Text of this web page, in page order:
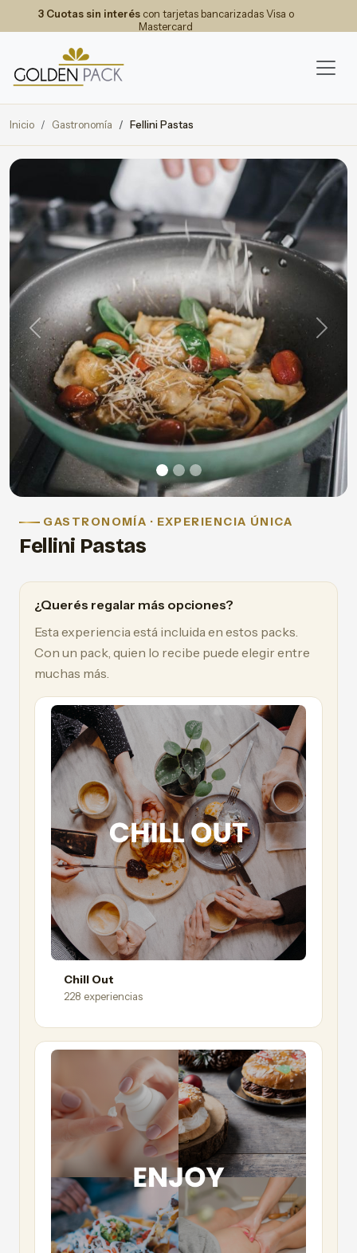
3 Cuotas sin interéscon tarjetas bancarizadas Visa o
Mastercard
Inicio Gastronomía Fellini Pastas
Previous Next
GASTRONOMÍA · EXPERIENCIA ÚNICA
Fellini Pastas
¿Querés regalar más opciones?
Esta experiencia está incluida en estos packs.
Con un pack, quien lo recibe puede elegir entre
muchas más.
Chill Out
228 experiencias